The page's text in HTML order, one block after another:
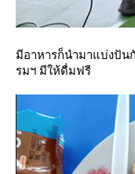
มีอาหารก็นำมาแบ่งปั
รมฯ มีให้ดื่มฟรี